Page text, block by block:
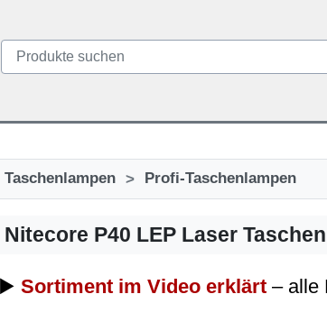
Taschenlampen > Profi-Taschenlampen
Nitecore P40 LEP Laser
▶️ Sortiment im Video erklärt– alle